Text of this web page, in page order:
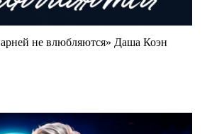
не влюбляются» Даша Коэн